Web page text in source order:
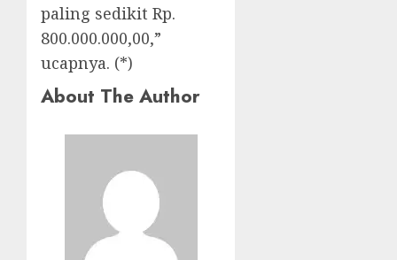
paling sedikit Rp.
800.000.000,00,”
ucapnya. (*)
About The Author